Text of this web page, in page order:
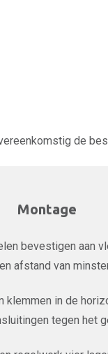
de
Montage
bevestigen aan
afstand van
in de
tegen het